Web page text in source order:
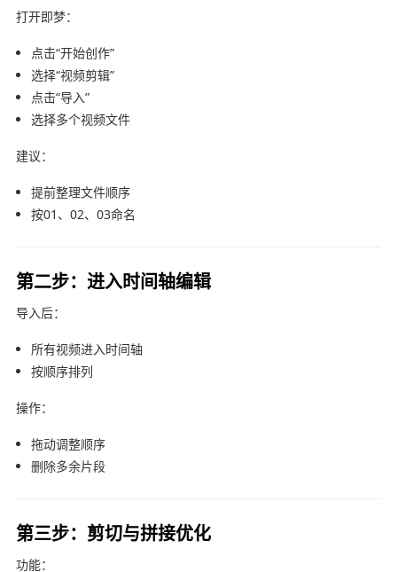
打开即梦：
点击“开始创作”
选择“视频剪辑”
点击“导入”
选择多个视频文件
建议：
提前整理文件顺序
按01、02、03命名
第二步：进入时间轴编辑
导入后：
所有视频进入时间轴
按顺序排列
操作：
拖动调整顺序
删除多余片段
第三步：剪切与拼接优化
功能：